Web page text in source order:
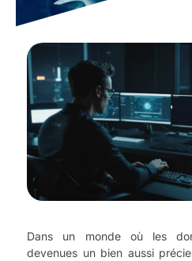
Dans un monde où les
devenues un bien aussi